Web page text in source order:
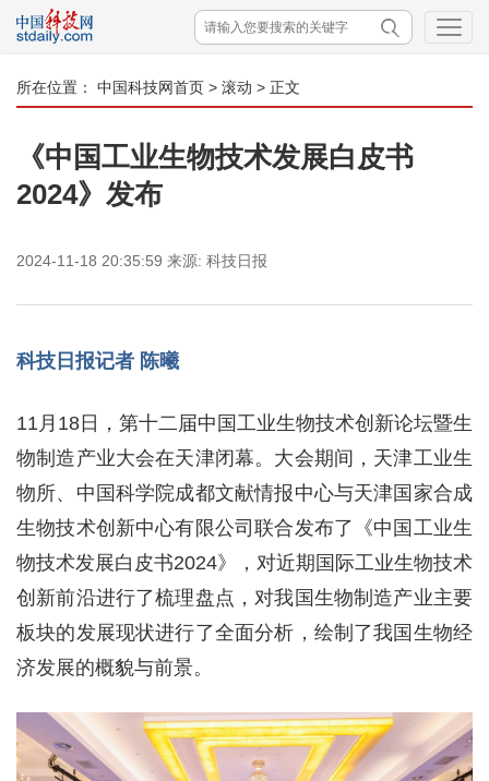
所在位置： 中国科技网首页 > 滚动 > 正文
《中国工业生物技术发展白皮书
2024》发布
2024-11-18 20:35:59 来源: 科技日报
科技日报记者 陈曦
11月18日，第十二届中国工业生物技术创新论坛暨生
物制造产业大会在天津闭幕。大会期间，天津工业生
物所、中国科学院成都文献情报中心与天津国家合成
生物技术创新中心有限公司联合发布了《中国工业生
物技术发展白皮书2024》，对近期国际工业生物技术
创新前沿进行了梳理盘点，对我国生物制造产业主要
板块的发展现状进行了全面分析，绘制了我国生物经
济发展的概貌与前景。